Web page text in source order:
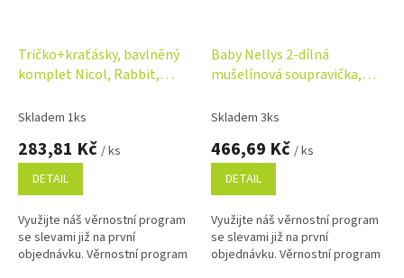
Tričko+kraťásky, bavlněný
komplet Nicol, Rabbit,
Skladem 1ks
283,81 Kč / ks
DETAIL
Využijte náš věrnostní program
se slevami již na první
objednávku. Věrnostní program
Baby Nellys 2-dílná
mušelínová soupravička,
modrá
Skladem 3ks
466,69 Kč / ks
DETAIL
Využijte náš věrnostní program
se slevami již na první
objednávku. Věrnostní program